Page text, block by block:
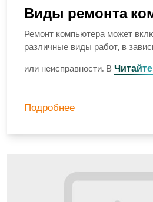
Виды ремонта
Ремонт компьютера может
различные виды работ, в
или неисправности. В
Подробнее